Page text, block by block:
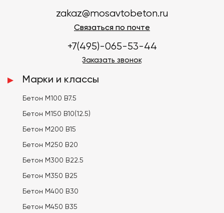
zakaz@mosavtobeton.ru
Связаться по почте
+7(495)-065-53-44
Заказать звонок
Марки и классы
Бетон М100 В7.5
Бетон М150 В10(12.5)
Бетон М200 В15
Бетон М250 В20
Бетон М300 В22.5
Бетон М350 В25
Бетон М400 В30
Бетон М450 В35